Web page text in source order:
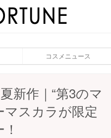
コスメニュース
新作｜“第3のマ
マスカラが限定